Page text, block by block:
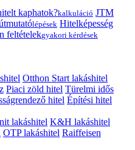
kaphatok?kalkuláció JTM
lépések Hitelképesség
feltételekgyakori kérdések
Otthon Start lakáshitel
Piaci zöld hitel Türelmi idős
hitel Építési hitel
lakáshitel K&H lakáshitel
OTP lakáshitel Raiffeisen